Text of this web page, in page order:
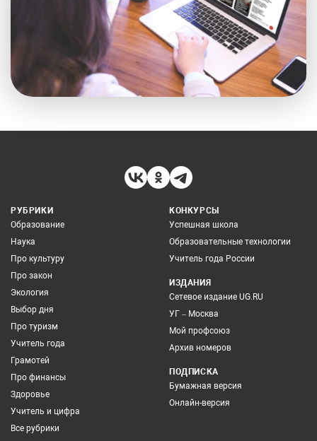
РУБРИКИ
Образование
Наука
Про культуру
Про закон
Экология
Выбор дня
Про туризм
Учитель года
Грамотей
Про финансы
Здоровье
Учитель и цифра
Все рубрики
КОНКУРСЫ
Успешная школа
Образовательные технологии
Учитель года России
ИЗДАНИЯ
Сетевое издание UG.RU
УГ – Москва
Мой профсоюз
Архив номеров
ПОДПИСКА
Бумажная версия
Онлайн-версия